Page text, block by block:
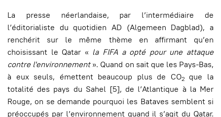
La presse néerlandaise, par l’intermédiaire de
l’éditorialiste du quotidien AD (Algemeen Dagblad), a
renchérit sur le même thème en affirmant qu’en
choisissant le Qatar « la FIFA a opté pour une attaque
contre l'environnement». Quand on sait que les Pays-Bas,
à eux seuls, émettent beaucoup plus de CO2que la
totalité des pays du Sahel [5], de l’Atlantique à la Mer
Rouge, on se demande pourquoi les Bataves semblent si
préoccupés par l’environnement quand il s’agit du Qatar.